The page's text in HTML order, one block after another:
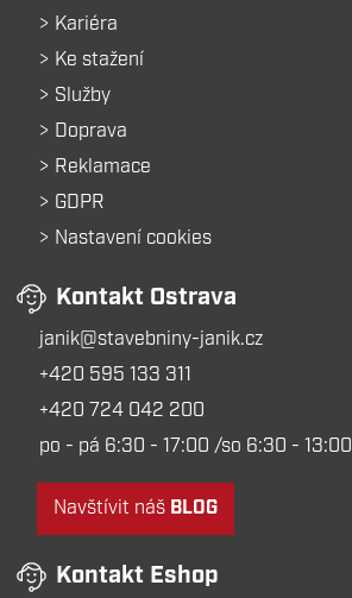
Kariéra
Ke stažení
Služby
Doprava
Reklamace
GDPR
Nastavení cookies
Kontakt Ostrava
janik@stavebniny-janik.cz
+420 595 133 311
+420 724 042 200
po - pá 6:30 - 17:00 /so 6:30 - 13:00
Navštívit náš BLOG
Kontakt Eshop